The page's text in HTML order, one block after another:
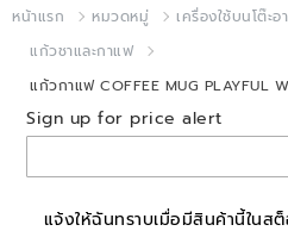
หน้าแรก หมวดหมู่ เครื่องใช้บนโต๊ะอ
แก้วชาและกาแฟ
แก้วกาแฟ COFFEE MUG PLAYFUL
Sign up for price alert
แจ้งให้ฉันทราบเมื่อมีสินค้านี้ในส